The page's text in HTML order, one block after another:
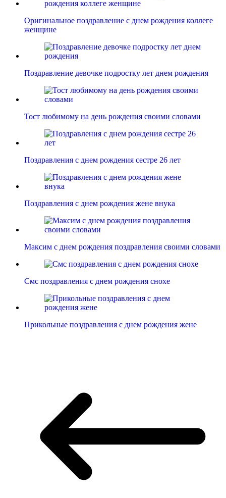
Оригинальное поздравление с днем рождения коллеге
женщине
Поздравление девочке подростку лет днем рождения
Тост любимому на день рождения своими словами
Поздравления с днем рождения сестре 26 лет
Поздравления с днем рождения жене внука
Максим с днем рождения поздравления своими словами
Смс поздравления с днем рождения снохе
Прикольные поздравления с днем рождения жене